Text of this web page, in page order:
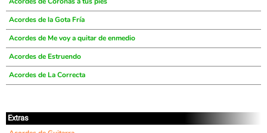
Acordes de la Gota Fría
Acordes de Me voy a quitar de enmedio
Acordes de Estruendo
Acordes de La Correcta
Extras